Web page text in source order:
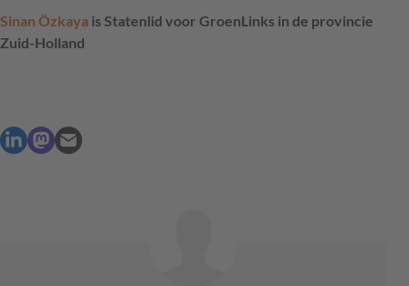
Sinan Özkaya is Statenlid voor GroenLinks in de provincie
Zuid-Holland